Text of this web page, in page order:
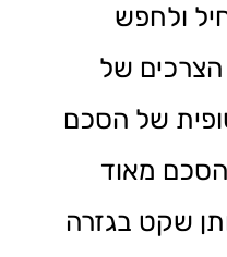
ולחפש
הצרכים של
של הסכם
הסכם מאוד
שקט בגזרה